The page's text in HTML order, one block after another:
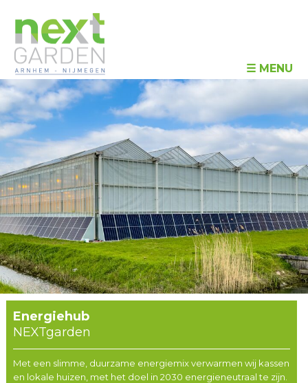
☰ MENU
Energiehub
NEXTgarden
Met een slimme, duurzame energiemix verwarmen wij kassen
en lokale huizen, met het doel in 2030 energieneutraal te zijn.